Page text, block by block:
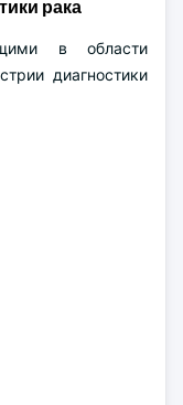
рака
в области
диагностики